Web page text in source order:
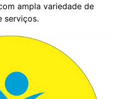
ampla variedade de
serviços.